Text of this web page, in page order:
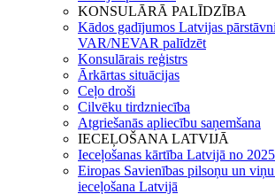
KONSULĀRĀ PALĪDZĪBA
Kādos gadījumos Latvijas
VAR/NEVAR palīdzēt
Konsulārais reģistrs
Ārkārtas situācijas
Ceļo droši
Cilvēku tirdzniecība
Atgriešanās apliecību saņemšana
IECEĻOŠANA LATVIJĀ
Ieceļošanas kārtība Latvijā no
Eiropas Savienības pilsoņu un
ieceļošana Latvijā